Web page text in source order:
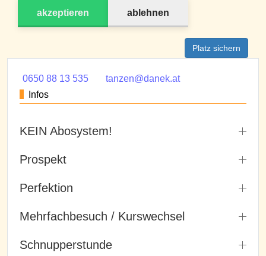
akzeptieren ablehnen
Platz sichern
0650 88 13 535
tanzen@danek.at
Infos
KEIN Abosystem!
Prospekt
Perfektion
Mehrfachbesuch / Kurswechsel
Schnupperstunde